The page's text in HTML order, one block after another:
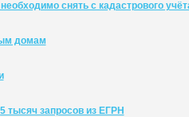
снять с кадастрового
домам
тысяч запросов из ЕГРН